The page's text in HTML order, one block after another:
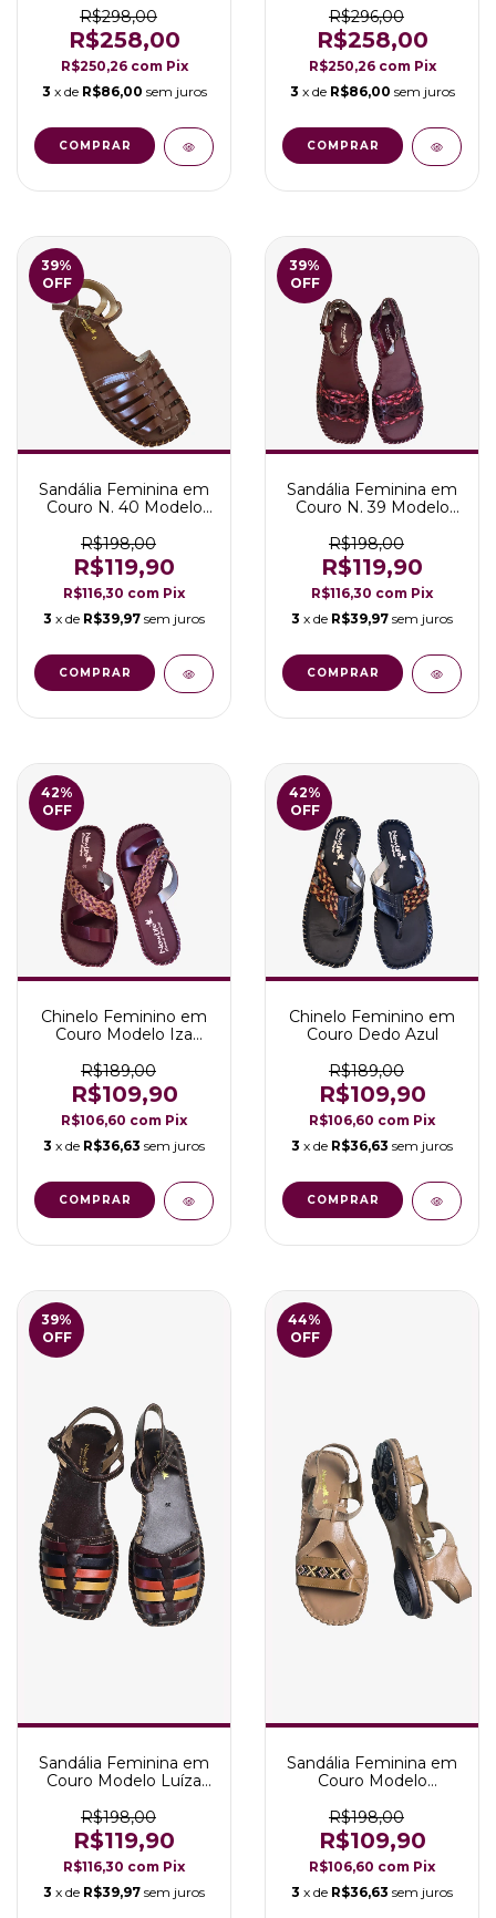
R$298,00
R$258,00
R$250,26 com Pix
3 x de R$86,00 sem juros
COMPRAR
R$296,00
R$258,00
R$250,26 com Pix
3 x de R$86,00 sem juros
COMPRAR
39%
OFF
Sandália Feminina em
Couro N. 40 Modelo
R$198,00
R$119,90
R$116,30 com Pix
3 x de R$39,97 sem juros
COMPRAR
39%
OFF
Sandália Feminina em
Couro N. 39 Modelo
R$198,00
R$119,90
R$116,30 com Pix
3 x de R$39,97 sem juros
COMPRAR
42%
OFF
Chinelo Feminino em
Couro Modelo Iza
R$189,00
R$109,90
R$106,60 com Pix
3 x de R$36,63 sem juros
COMPRAR
42%
OFF
Chinelo Feminino em
Couro Dedo Azul
R$189,00
R$109,90
R$106,60 com Pix
3 x de R$36,63 sem juros
COMPRAR
39%
OFF
Sandália Feminina em
Couro Modelo Luíza
R$198,00
R$119,90
R$116,30 com Pix
3 x de R$39,97 sem juros
44%
OFF
Sandália Feminina em
Couro Modelo
R$198,00
R$109,90
R$106,60 com Pix
3 x de R$36,63 sem juros